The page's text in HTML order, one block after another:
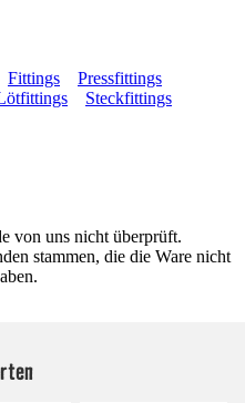
Fittings
Pressfittings
Steckfittings
von uns nicht überprüft.
stammen, die die Ware nicht